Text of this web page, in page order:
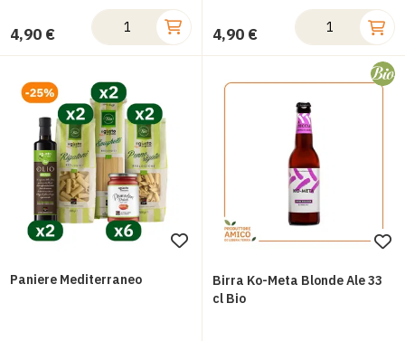
4,90 € 4,90 €
Aggiungi
Paniere Mediterraneo
Birra Ko-Meta Blonde Ale 33
cl Bio